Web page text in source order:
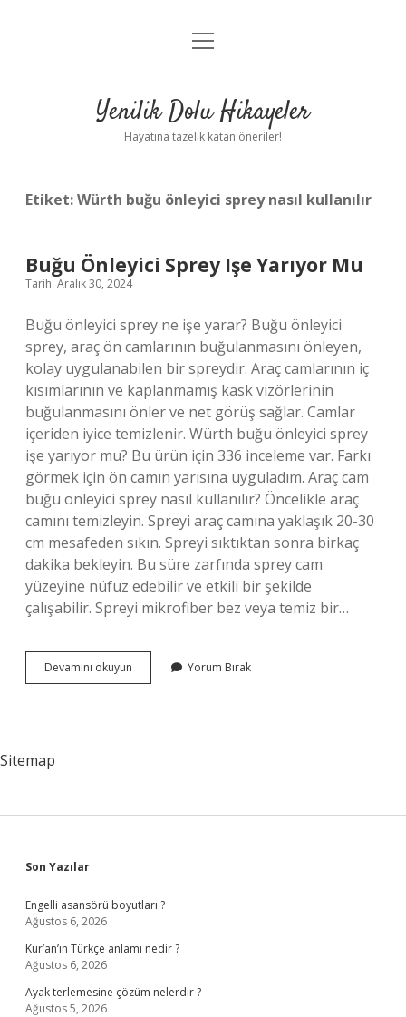
Anasayfa
Yasal Uyarı
menüyü
Yenilik Dolu Hikayeler
Hayatına tazelik katan öneriler!
Etiket:Würth buğu önleyici sprey nasıl kullanılır
Buğu Önleyici Sprey Işe Yarıyor Mu
Tarih: Aralık 30, 2024
Buğu önleyici sprey ne işe yarar? Buğu önleyici
sprey, araç ön camlarının buğulanmasını önleyen,
kolay uygulanabilen bir spreydir. Araç camlarının iç
kısımlarının ve kaplanmamış kask vizörlerinin
buğulanmasını önler ve net görüş sağlar. Camlar
içeriden iyice temizlenir. Würth buğu önleyici sprey
işe yarıyor mu? Bu ürün için 336 inceleme var. Farkı
görmek için ön camın yarısına uyguladım. Araç cam
buğu önleyici sprey nasıl kullanılır? Öncelikle araç
camını temizleyin. Spreyi araç camına yaklaşık 20-30
cm mesafeden sıkın. Spreyi sıktıktan sonra birkaç
dakika bekleyin. Bu süre zarfında sprey cam
yüzeyine nüfuz edebilir ve etkili bir şekilde
çalışabilir. Spreyi mikrofiber bez veya temiz bir…
Devamını okuyun
Önleyici
Yorum Bırak
Sitemap
Sidebar
Son Yazılar
Engelli asansörü boyutları ?
Ağustos 6, 2026
Kur’an’ın Türkçe anlamı nedir ?
Ağustos 6, 2026
Ayak terlemesine çözüm nelerdir ?
Ağustos 5, 2026